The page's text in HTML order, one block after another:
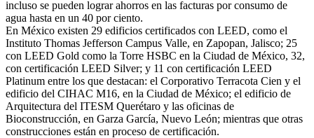
incluso se pueden lograr ahorros en las facturas por consumo de
agua hasta en un 40 por ciento.
En México existen 29 edificios certificados con LEED, como el
Instituto Thomas Jefferson Campus Valle, en Zapopan, Jalisco; 25
con LEED Gold como la Torre HSBC en la Ciudad de México, 32,
con certificación LEED Silver; y 11 con certificación LEED
Platinum entre los que destacan: el Corporativo Terracota Cien y el
edificio del CIHAC M16, en la Ciudad de México; el edificio de
Arquitectura del ITESM Querétaro y las oficinas de
Bioconstrucción, en Garza García, Nuevo León; mientras que otras
construcciones están en proceso de certificación.